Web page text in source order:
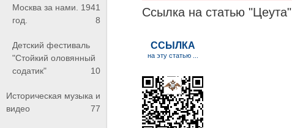
Москва за нами. 1941
год.
8
Детский фестиваль
"Стойкий оловянный
содатик"
10
Историческая музыка и
видео
77
Ссылка на статью "Цеута"